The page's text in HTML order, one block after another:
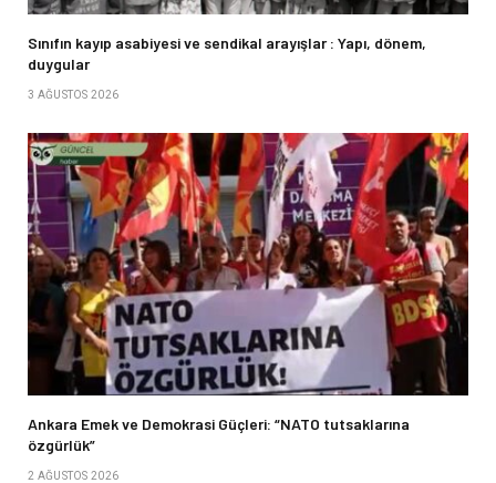
Sınıfın kayıp asabiyesi ve sendikal arayışlar : Yapı, dönem,
duygular
3 AĞUSTOS 2026
Ankara Emek ve Demokrasi Güçleri: “NATO tutsaklarına
özgürlük”
2 AĞUSTOS 2026